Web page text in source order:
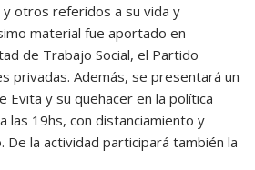
otros referidos a su vida y
material fue aportado en
de Trabajo Social, el Partido
privadas. Además, se presentará un
Evita y su quehacer en la política
las 19hs, con distanciamiento y
De la actividad participará también la